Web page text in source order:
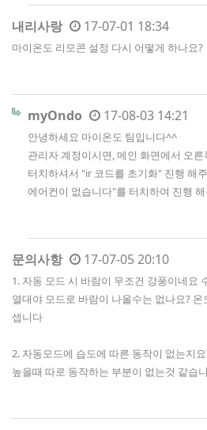
내리사랑 17-07-01 18:34
마이온도 리모콘 설정 다시 어떻게 하나요?
myOndo 17-08-03 14:21
안녕하세요 마이온도 팀입니다^^
관리자 계정이시면, 메인 화면에서 오
터치하셔서 "ir 코드를 초기화" 진행 해
에어컨이 없습니다"를 터치하여 진행
문의사항 17-07-05 20:10
1. 자동 모드 시 바람이 무조건 강풍이네요
열대야 모드로 바람이 나올수는 없나요?
셉니다
2. 자동모드에 습도에 따른 동작이 없는지
높을때 따로 동작하는 부분이 없는것 같습